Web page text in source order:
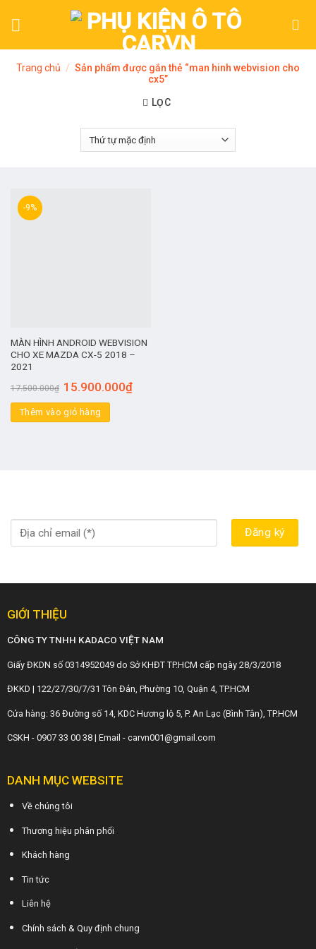
Trang chủ / Sản phẩm được gắn thẻ “man hinh webvision cho
cx5”
LỌC
-9%
MÀN HÌNH ANDROID WEBVISION
CHO XE MAZDA CX-5 2018 –
2021
17.500.000₫ 15.900.000₫
Thêm vào giỏ hàng
GIỚI THIỆU
CÔNG TY TNHH KADACO VIỆT NAM
Giấy ĐKDN số 0314952049 do Sở KHĐT TP.HCM cấp ngày 28/3/2018
ĐKKD | 122/27/30/7/31 Tôn Đản, Phường 10, Quận 4, TP.HCM
Cửa hàng: 36 Đường số 14, KDC Hương lộ 5, P. An Lạc (Bình Tân), TP.HCM
CSKH - 0907 33 00 38 | Email - carvn001@gmail.com
DANH MỤC WEBSITE
Về chúng tôi
Thương hiệu phân phối
Khách hàng
Tin tức
Liên hệ
Chính sách & Quy định chung